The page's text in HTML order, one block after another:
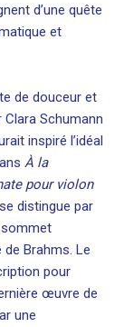
d’une quête
et
de douceur et
Schumann
inspiré l’idéal
À la
pour violon
distingue par
sommet
de Brahms. Le
pour
œuvre de
une